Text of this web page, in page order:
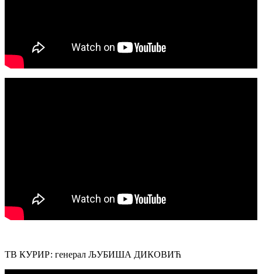
ТВ КУРИР: генерал ЉУБИША ДИКОВИЋ